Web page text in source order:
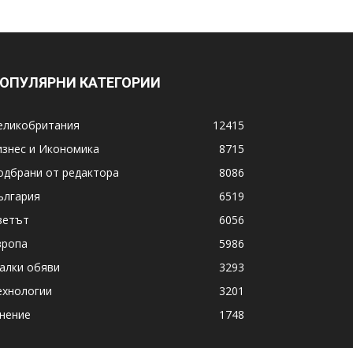
КАТЕГОРИИ
12415
и Икономика
8715
от редактора
8086
6519
6056
5986
обяви
3293
3201
1748